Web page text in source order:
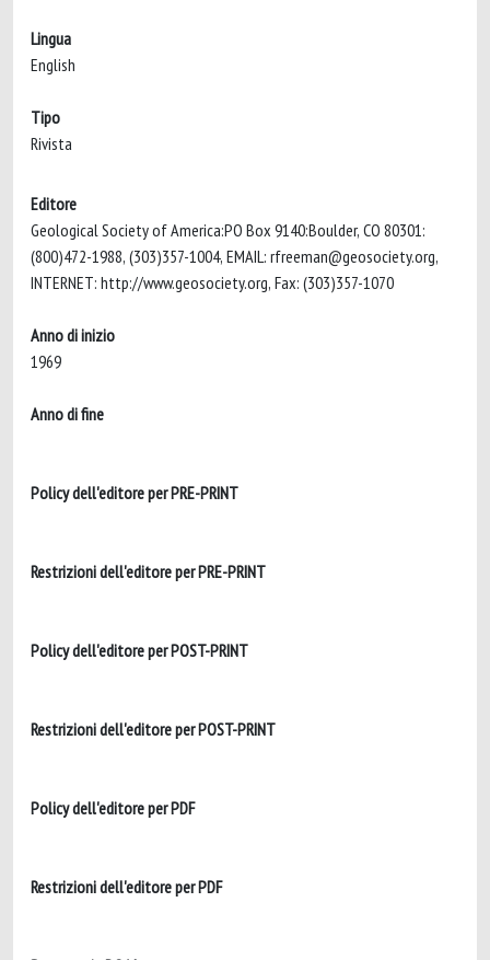
Lingua
Tipo
Rivista
Editore
Geological Society of America:PO Box 9140:Boulder, CO 80301:
(800)472-1988, (303)357-1004, EMAIL: rfreeman@geosociety.org,
Anno di inizio
Anno di fine
Policy dell'editore per PRE-PRINT
Restrizioni dell'editore per PRE-PRINT
Policy dell'editore per POST-PRINT
Restrizioni dell'editore per POST-PRINT
Policy dell'editore per PDF
Restrizioni dell'editore per PDF